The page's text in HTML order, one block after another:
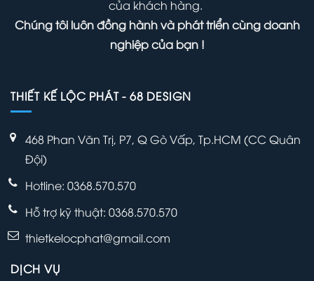
dàng
của khách hàng.
Chúng tôi luôn đồng hành và phát triển cùng doanh
nghiệp của bạn !
THIẾT KẾ LỘC PHÁT - 68 DESIGN
468 Phan Văn Trị, P7, Q Gò Vấp, Tp.HCM (CC Quân
Đội)
Hotline: 0368.570.570
Hỗ trợ kỹ thuật: 0368.570.570
thietkelocphat@gmail.com
DỊCH VỤ